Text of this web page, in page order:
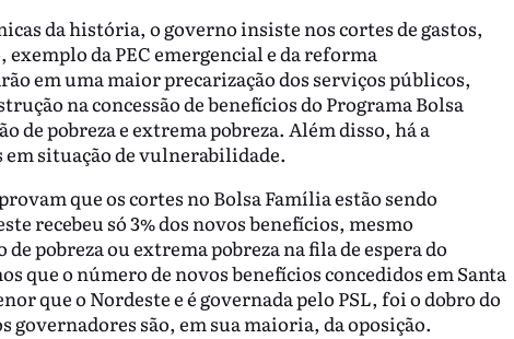
da história, o governo insiste nos cortes de gastos,
da PEC emergencial e da reforma
em uma maior precarização dos serviços públicos,
na concessão de benefícios do Programa Bolsa
de pobreza e extrema pobreza. Além disso, há a
em situação de vulnerabilidade.
que os cortes no Bolsa Família estão sendo
recebeu só 3% dos novos benefícios, mesmo
pobreza ou extrema pobreza na fila de espera do
que o número de novos benefícios concedidos em Santa
que o Nordeste e é governada pelo PSL, foi o dobro do
são, em sua maioria, da oposição.